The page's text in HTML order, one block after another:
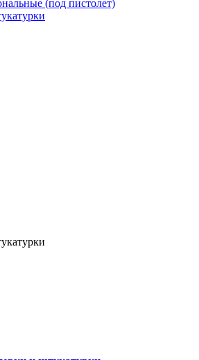
(под пистолет)